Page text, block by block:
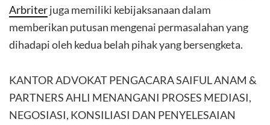
Arbriterjuga memiliki kebijaksanaan dalam
memberikan putusan mengenai permasalahan yang
dihadapi oleh kedua belah pihak yang bersengketa.
KANTOR ADVOKAT PENGACARA SAIFUL ANAM &
PARTNERS AHLI MENANGANI PROSES MEDIASI,
NEGOSIASI, KONSILIASI DAN PENYELESAIAN